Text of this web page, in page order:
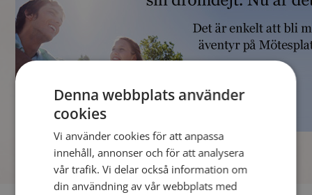
Denna webbplats använder
cookies
Vi använder cookies för att anpassa
innehåll, annonser och för att analysera
vår trafik. Vi delar också information om
din användning av vår webbplats med